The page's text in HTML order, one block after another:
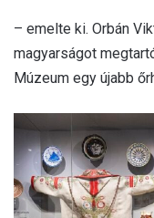
– emelte ki. Orbán
magyarságot
Múzeum egy újabb